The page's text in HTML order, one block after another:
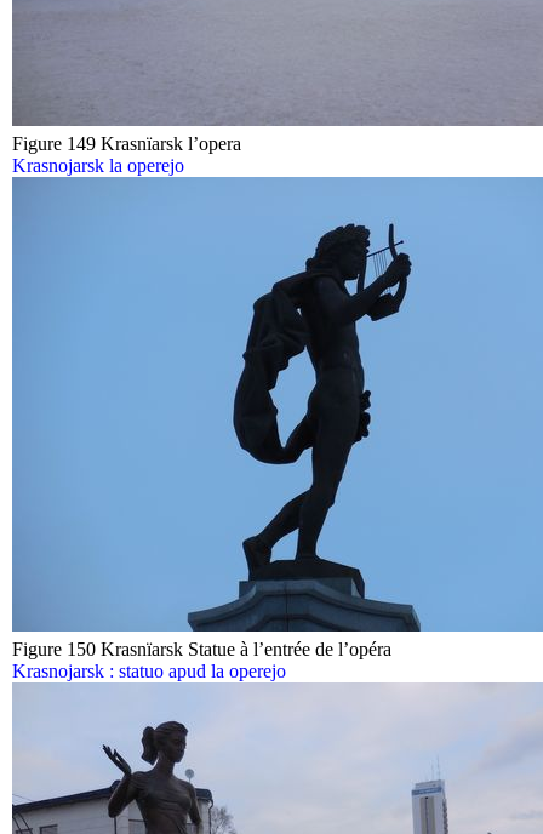
Figure 149 Krasnïarsk l’opera
Krasnojarsk la operejo
Figure 150 Krasnïarsk Statue à l’entrée de l’opéra
Krasnojarsk : statuo apud la operejo